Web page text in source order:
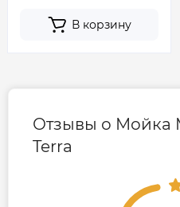
В корзину
Отзывы о Мойка
Terra